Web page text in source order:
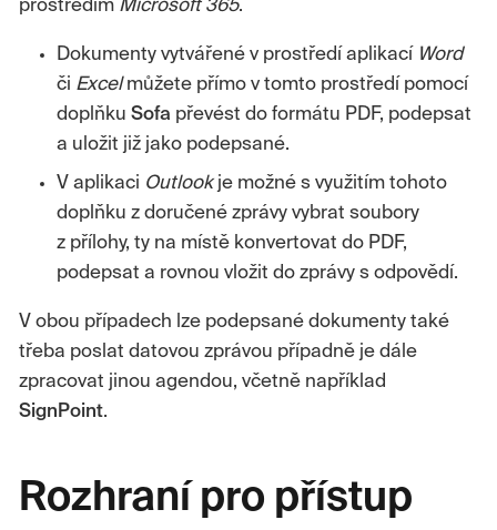
prostředím Microsoft 365.
Dokumenty vytvářené v prostředí aplikací Word
či Excelmůžete přímo v tomto prostředí pomocí
doplňku Sofa převést do formátu PDF, podepsat
a uložit již jako podepsané.
V aplikaci Outlookje možné s využitím tohoto
doplňku z doručené zprávy vybrat soubory
z přílohy, ty na místě konvertovat do PDF,
podepsat a rovnou vložit do zprávy s odpovědí.
V obou případech lze podepsané dokumenty také
třeba poslat datovou zprávou případně je dále
zpracovat jinou agendou, včetně například
SignPoint.
Rozhraní pro přístup